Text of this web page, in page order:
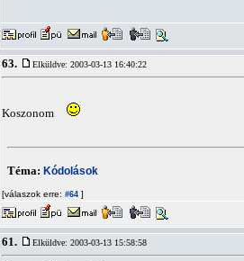
63. Elküldve: 2003-03-13 16:40:22
Koszonom
Téma: Kódolások
[válaszok erre: #64 ]
61. Elküldve: 2003-03-13 15:58:58